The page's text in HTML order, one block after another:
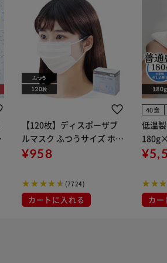
【120枚】ディスポーザブ
ルマスク ふつうサイズ ホワ
イト 大容量 DISPOSABLE
布
¥958
(7724)
カートに入れる
40食
低温
カー